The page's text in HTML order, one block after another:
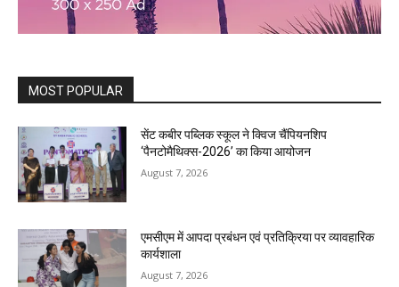
MOST POPULAR
सेंट कबीर पब्लिक स्कूल ने क्विज चैंपियनशिप
‘पैनटोमैथिक्स-2026’ का किया आयोजन
August 7, 2026
एमसीएम में आपदा प्रबंधन एवं प्रतिक्रिया पर व्यावहारिक
कार्यशाला
August 7, 2026